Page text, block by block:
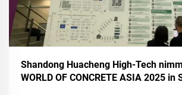
Shandong Huacheng High-Tech
WORLD OF CONCRETE ASIA 2025 in